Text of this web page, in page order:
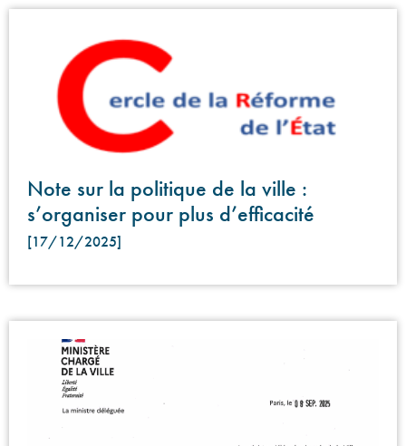
Note sur la politique de la ville :
s’organiser pour plus d’efficacité
[17/12/2025]